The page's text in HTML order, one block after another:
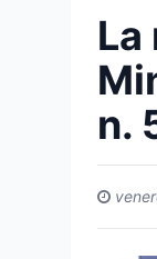
La
n.